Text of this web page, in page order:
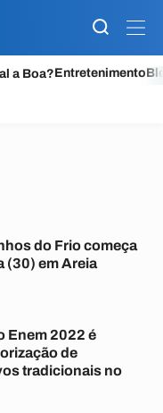
a Boa?Entretenimento
do Frio começa
(30) em Areia
Enem 2022 é
de
tradicionais no